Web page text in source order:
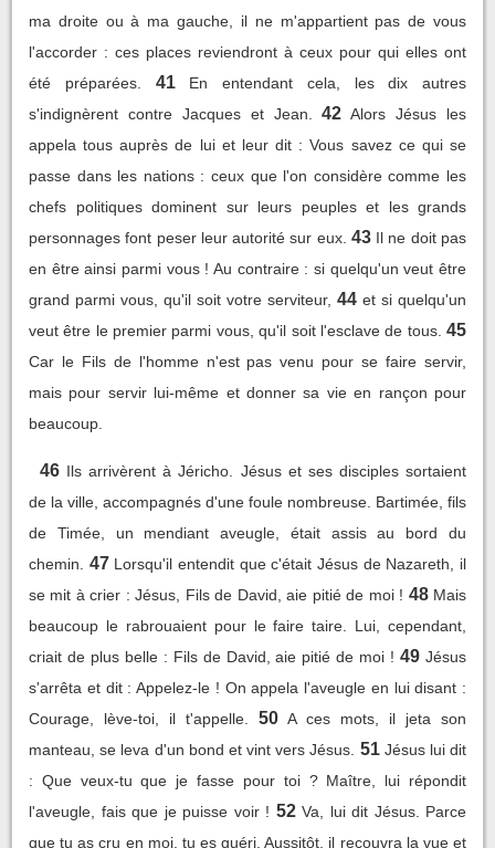
ma droite ou à ma gauche, il ne m'appartient pas de vous
l'accorder : ces places reviendront à ceux pour qui elles ont
été préparées.
41
En entendant cela, les dix autres
s'indignèrent contre Jacques et Jean.
42 Alors Jésus les
appela tous auprès de lui et leur dit : Vous savez ce qui se
passe dans les nations : ceux que l'on considère comme les
chefs politiques dominent sur leurs peuples et les grands
personnages font peser leur autorité sur eux. 43 Il ne doit pas
en être ainsi parmi vous ! Au contraire : si quelqu'un veut être
grand parmi vous, qu'il soit votre serviteur, 44 et si quelqu'un
veut être le premier parmi vous, qu'il soit l'esclave de tous. 45
Car le Fils de l'homme n'est pas venu pour se faire servir,
mais pour servir lui-même et donner sa vie en rançon pour
beaucoup.
46 Ils arrivèrent à Jéricho. Jésus et ses disciples sortaient
de la ville, accompagnés d'une foule nombreuse. Bartimée, fils
de Timée, un mendiant aveugle, était assis au bord du
chemin.
47 Lorsqu'il entendit que c'était Jésus de Nazareth, il
se mit à crier : Jésus, Fils de David, aie pitié de moi ! 48 Mais
beaucoup le rabrouaient pour le faire taire. Lui, cependant,
criait de plus belle : Fils de David, aie pitié de moi ! 49 Jésus
s'arrêta et dit : Appelez-le ! On appela l'aveugle en lui disant :
Courage, lève-toi, il t'appelle.
50 A ces mots, il jeta son
manteau, se leva d'un bond et vint vers Jésus. 51 Jésus lui dit
: Que veux-tu que je fasse pour toi ? Maître, lui répondit
l'aveugle, fais que je puisse voir ! 52 Va, lui dit Jésus. Parce
que tu as cru en moi, tu es guéri. Aussitôt, il recouvra la vue et